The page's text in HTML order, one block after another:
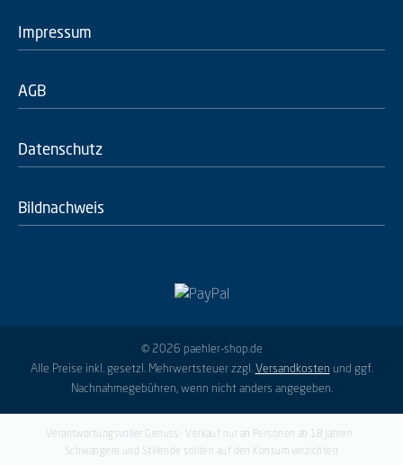
Impressum
AGB
Datenschutz
Bildnachweis
© 2026 paehler-shop.de
Alle Preise inkl. gesetzl. Mehrwertsteuer zzgl. Versandkosten und ggf.
Nachnahmegebühren, wenn nicht anders angegeben.
Verantwortungsvoller Genuss · Verkauf nur an Personen ab 18 Jahren ·
Schwangere und Stillende sollten auf den Konsum verzichten